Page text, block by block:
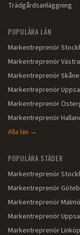
Trädgårdsanläggning
POPULÄRA LÄN
Markentreprenör
Markentreprenör
MarkentreprenörSkåne
Markentreprenör
Markentreprenör
Markentreprenör
Alla län →
POPULÄRA STÄDER
Markentreprenör
Markentreprenör
MarkentreprenörMalmö
Markentreprenör
Markentreprenör